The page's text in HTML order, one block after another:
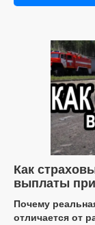
Как
выплаты
Почему
отличается от